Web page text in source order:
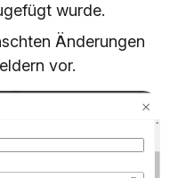
wurde.
Änderungen
vor.